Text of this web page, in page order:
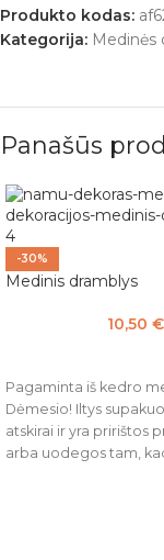
Produkto kodas:
Kategorija: Medinės
Panašūs
-30%
Medinis dramblys
10,50 €
Pagaminta iš kedro
Dėmesio! Iltys
atskirai ir yra pririštos
arba uodegos tam,